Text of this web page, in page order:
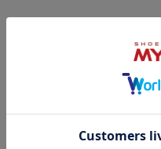
商品の発送やお問い合わせへの
対応は、定休日（土日祝日）を